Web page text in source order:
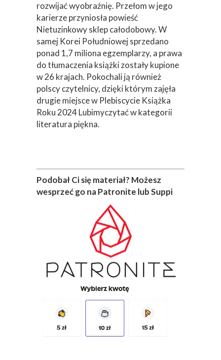
rozwijać wyobraźnię. Przełom w jego
karierze przyniosła powieść
Nietuzinkowy sklep całodobowy. W
samej Korei Południowej sprzedano
ponad 1,7 miliona egzemplarzy, a prawa
do tłumaczenia książki zostały kupione
w 26 krajach. Pokochali ją również
polscy czytelnicy, dzięki którym zajęła
drugie miejsce w Plebiscycie Książka
Roku 2024 Lubimyczytać w kategorii
literatura piękna.
Podobał Ci się materiał? Możesz
wesprzeć go na Patronite lub Suppi